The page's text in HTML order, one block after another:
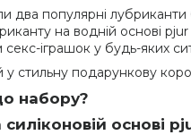
два популярні
на водній основі
іграшок у будь-яких
у стильну подарункову
набору?
основі